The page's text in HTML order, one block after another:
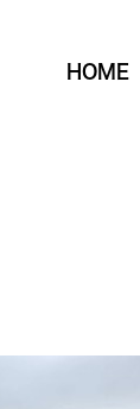
HOME